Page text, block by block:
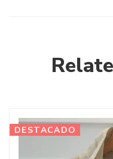
DESTACADO